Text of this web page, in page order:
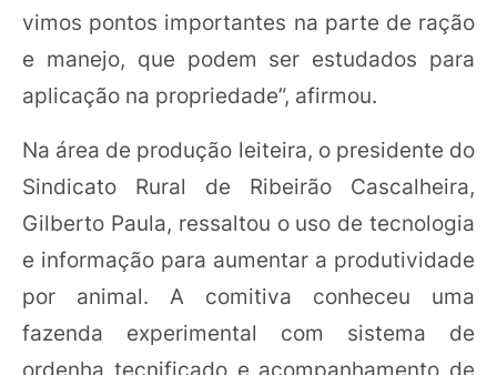
vimos pontos importantes na parte de ração
e manejo, que podem ser estudados para
aplicação na propriedade”, afirmou.
Na área de produção leiteira, o presidente do
Sindicato Rural de Ribeirão Cascalheira,
Gilberto Paula, ressaltou o uso de tecnologia
e informação para aumentar a produtividade
por animal. A comitiva conheceu uma
fazenda experimental com sistema de
ordenha tecnificado e acompanhamento de